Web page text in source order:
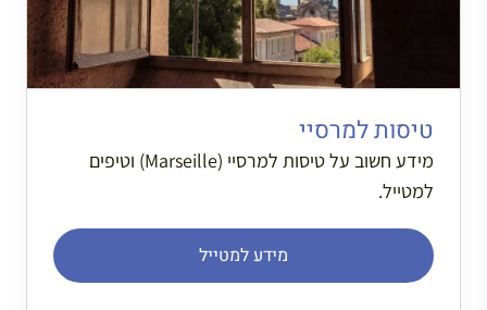
טיסות למרסיי
מידע חשוב על טיסות למרסיי (Marseille) וטיפים
למטייל.
מידע למטייל